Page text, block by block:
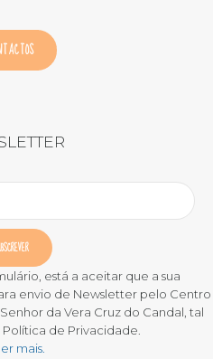
está a aceitar que a sua
envio de Newsletter pelo Centro
da Vera Cruz do Candal, tal
de Privacidade.
mais.